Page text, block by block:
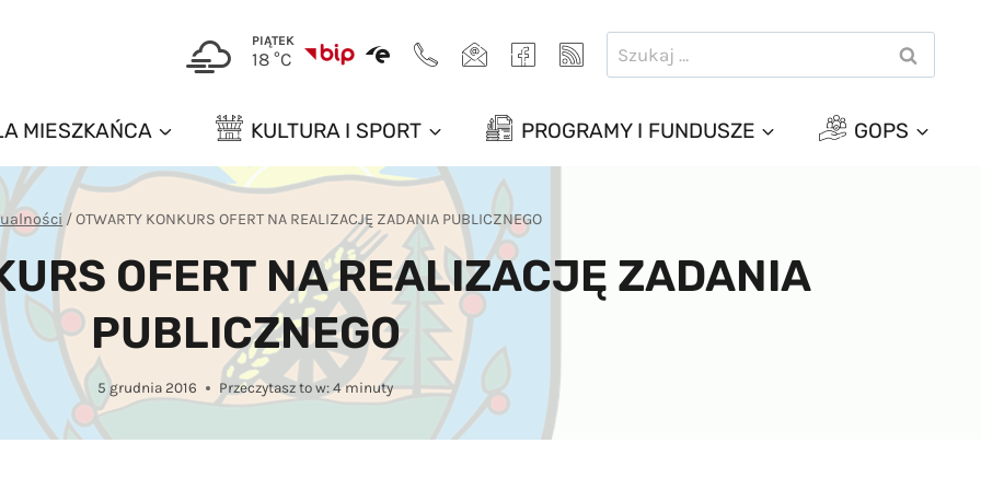
PIĄTEK
18 °C
Szukaj:
MIESZKAŃCA KULTURA I SPORT PROGRAMY I FUNDUSZE GOPS
/OTWARTY KONKURS OFERT NA REALIZACJĘ ZADANIA PUBLICZNEGO
OFERT NA REALIZACJĘ ZADANIA
PUBLICZNEGO
5 grudnia 2016 Przeczytasz to w: 4minuty